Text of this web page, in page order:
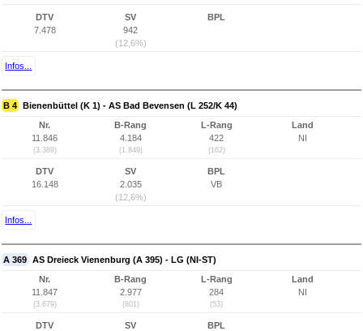
DTV
7.478
SV
942
(12,6%)
BPL
Infos...
B 4 Bienenbüttel (K 1) - AS Bad Bevensen (L 252/K 44)
Nr.
11.846
(3.389)
B-Rang
4.184
(1.849)
L-Rang
422
(162)
Land
NI
DTV
16.148
SV
2.035
(12,6%)
BPL
VB
Infos...
A 369 AS Dreieck Vienenburg (A 395) - LG (NI-ST)
Nr.
11.847
(3.679)
B-Rang
2.977
(801)
L-Rang
284
(53)
Land
NI
DTV
SV
BPL